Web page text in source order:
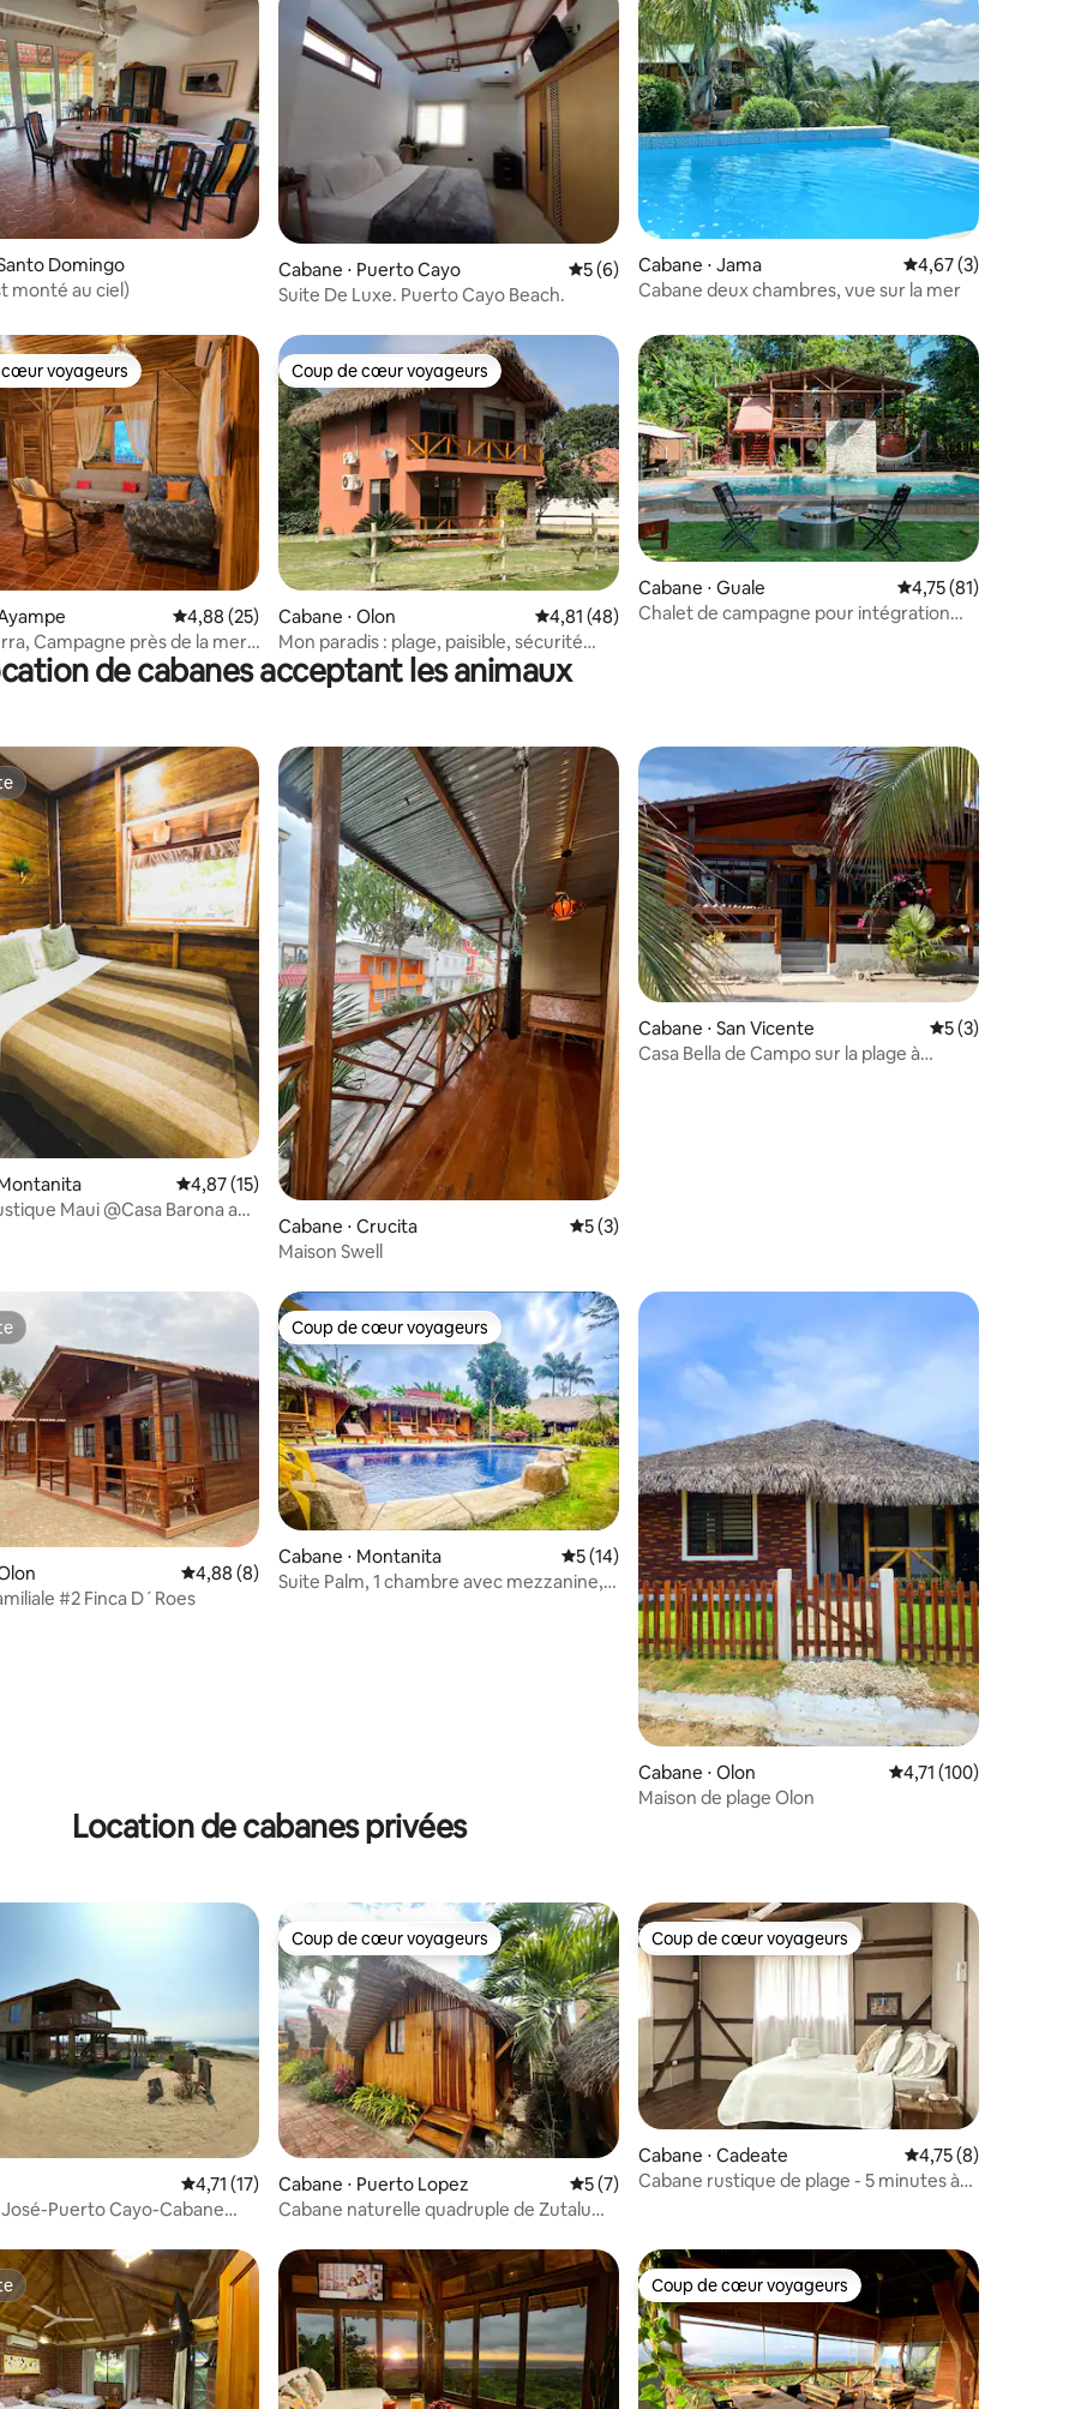
Domingo
monté au ciel)
Cabane ⋅ Puerto Cayo Évaluation moyenne sur la base de 6 commentaires : 5 sur 5
5 (6)
Suite De Luxe. Puerto Cayo Beach.
Cabane ⋅ Jama Évaluation
4,67 (3)
Cabane deux chambres, vue sur la mer
la base de 4 commentaires : 4,25 sur 5
voyageurs
voyageurs
Évaluation moyenne sur la base de 25 commentaires : 4,88 sur 5
4,88 (25)
Campagne près de la mer,
Coup de cœur voyageurs
Coup de cœur voyageurs
Cabane ⋅ Olon Évaluation moyenne sur la base de 48 commentaires : 4,81 sur 5
4,81 (48)
Mon paradis : plage, paisible, sécurité
24h/24 et 7j/7
Cabane ⋅ Guale Évaluation moyenne
4,75 (81)
Chalet de campagne pour intégration
de cabanes acceptant les animaux
la base de 28 commentaires : 4,93 sur 5
Évaluation moyenne sur la base de 15 commentaires : 4,87 sur 5
4,87 (15)
Maui @Casa Barona au
Cabane ⋅ Crucita Évaluation moyenne sur la base de 3 commentaires : 5 sur 5
5 (3)
Maison Swell
Cabane ⋅ San Vicente Évaluation
5 (3)
Casa Bella de Campo sur la plage à
la base de 15 commentaires : 4,8 sur 5
Évaluation moyenne sur la base de 8 commentaires : 4,88 sur 5
4,88 (8)
#2 Finca D´Roes
Coup de cœur voyageurs
Coup de cœur voyageurs
Cabane ⋅ Montanita Évaluation moyenne sur la base de 14 commentaires : 5 sur 5
5 (14)
Suite Palm, 1 chambre avec mezzanine,
Cabane ⋅ Olon Évaluation moyenne
4,71 (100)
Maison de plage Olon
Location de cabanes privées
sur la base de 10 commentaires : 5 sur 5Évaluation moyenne sur la base de 17 commentaires : 4,71 sur 5
4,71 (17)
José-Puerto Cayo-Cabane
Coup de cœur voyageurs
Coup de cœur voyageurs
Cabane ⋅ Puerto Lopez Évaluation moyenne sur la base de 7 commentaires : 5 sur 5
5 (7)
Cabane naturelle quadruple de Zutalu
Coup de cœur voyageurs
Coup de cœur voyageurs
Cabane ⋅ Cadeate Évaluation
4,75 (8)
Cabane rustique de plage - 5 minutes à
Coup de cœur voyageurs
Coup de cœur voyageurs